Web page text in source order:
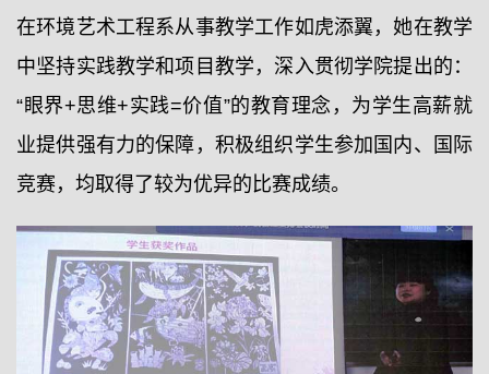
在环境艺术工程系从事教学工作如虎添翼，她在教学
中坚持实践教学和项目教学，深入贯彻学院提出的：
“眼界+思维+实践=价值”的教育理念，为学生高薪就
业提供强有力的保障，积极组织学生参加国内、国际
竞赛，均取得了较为优异的比赛成绩。